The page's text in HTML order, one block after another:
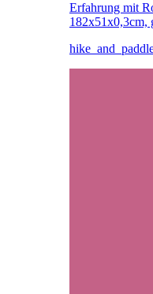
Erfahrung mit
182x51x0,3cm,